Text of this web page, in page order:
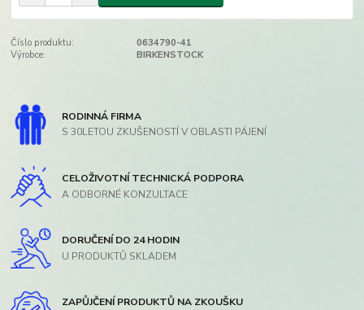
Číslo produktu:
0634790-41
Výrobce:
BIRKENSTOCK
RODINNÁ FIRMA
S 30LETOU ZKUŠENOSTÍ V OBLASTI PÁJENÍ
CELOŽIVOTNÍ TECHNICKÁ PODPORA
A ODBORNÉ KONZULTACE
DORUČENÍ DO 24 HODIN
U PRODUKTŮ SKLADEM
ZAPŮJČENÍ PRODUKTŮ NA ZKOUŠKU